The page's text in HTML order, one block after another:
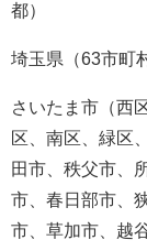
都）
埼玉県（63市町
さいたま市（西
区、南区、緑区
田市、秩父市、
市、春日部市、
市、草加市、越